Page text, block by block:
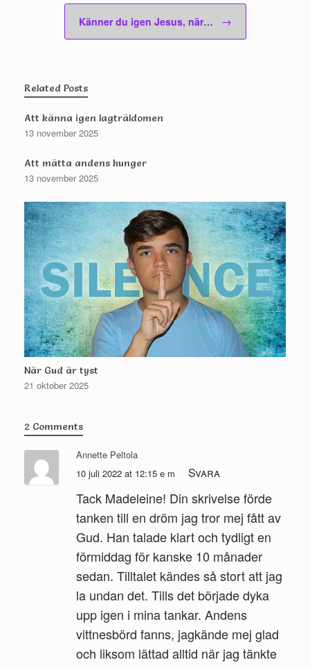
Känner du igen Jesus, när… →
Related Posts
Att känna igen lagträldomen
13 november 2025
Att mätta andens hunger
13 november 2025
När Gud är tyst
21 oktober 2025
2 Comments
Annette Peltola
10 juli 2022 at 12:15 e m
Svara
Tack Madeleine! Din skrivelse förde
tanken till en dröm jag tror mej fått av
Gud. Han talade klart och tydligt en
förmiddag för kanske 10 månader
sedan. Tilltalet kändes så stort att jag
la undan det. Tills det började dyka
upp igen i mina tankar. Andens
vittnesbörd fanns, jagkände mej glad
och liksom lättad alltid när jag tänkte